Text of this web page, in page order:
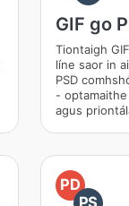
GIF go
Tiontaigh
líne saor in
PSD
-
agus
PD